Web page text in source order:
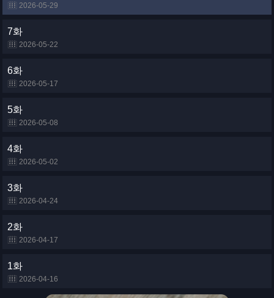
2026-05-29
7화
2026-05-22
6화
2026-05-17
5화
2026-05-08
4화
2026-05-02
3화
2026-04-24
2화
2026-04-17
1화
2026-04-16